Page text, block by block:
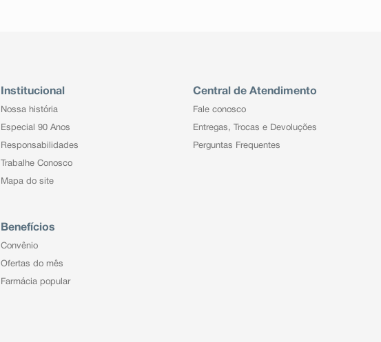
Institucional
Nossa história
Especial 90 Anos
Responsabilidades
Trabalhe Conosco
Mapa do site
Benefícios
Convênio
Ofertas do mês
Farmácia popular
Central de Atendimento
Fale conosco
Entregas, Trocas e Devoluções
Perguntas Frequentes